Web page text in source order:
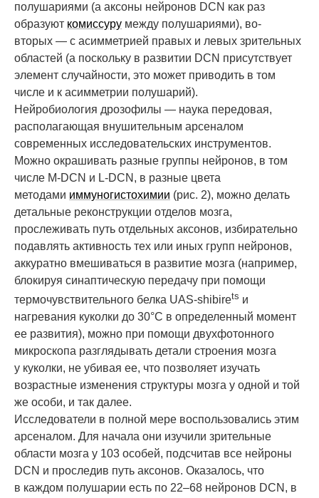
полушариями (а аксоны нейронов DCN как раз
образуют комиссуру между полушариями), во-
вторых — с асимметрией правых и левых зрительных
областей (а поскольку в развитии DCN присутствует
элемент случайности, это может приводить в том
числе и к асимметрии полушарий).
Нейробиология дрозофилы — наука передовая,
располагающая внушительным арсеналом
современных исследовательских инструментов.
Можно окрашивать разные группы нейронов, в том
числе M-DCN и L-DCN, в разные цвета
методами иммуногистохимии (рис. 2), можно делать
детальные реконструкции отделов мозга,
прослеживать путь отдельных аксонов, избирательно
подавлять активность тех или иных групп нейронов,
аккуратно вмешиваться в развитие мозга (например,
блокируя синаптическую передачу при помощи
термочувствительного белка UAS-shibirets и
нагревания куколки до 30°C в определенный момент
ее развития), можно при помощи двухфотонного
микроскопа разглядывать детали строения мозга
у куколки, не убивая ее, что позволяет изучать
возрастные изменения структуры мозга у одной и той
же особи, и так далее.
Исследователи в полной мере воспользовались этим
арсеналом. Для начала они изучили зрительные
области мозга у 103 особей, подсчитав все нейроны
DCN и проследив путь аксонов. Оказалось, что
в каждом полушарии есть по 22–68 нейронов DCN, в